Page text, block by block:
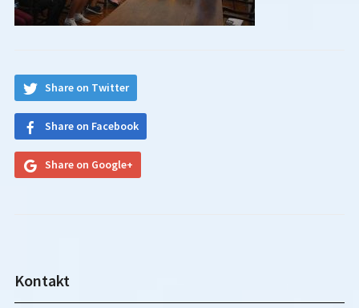
Share on Twitter
Share on Facebook
Share on Google+
Kontakt